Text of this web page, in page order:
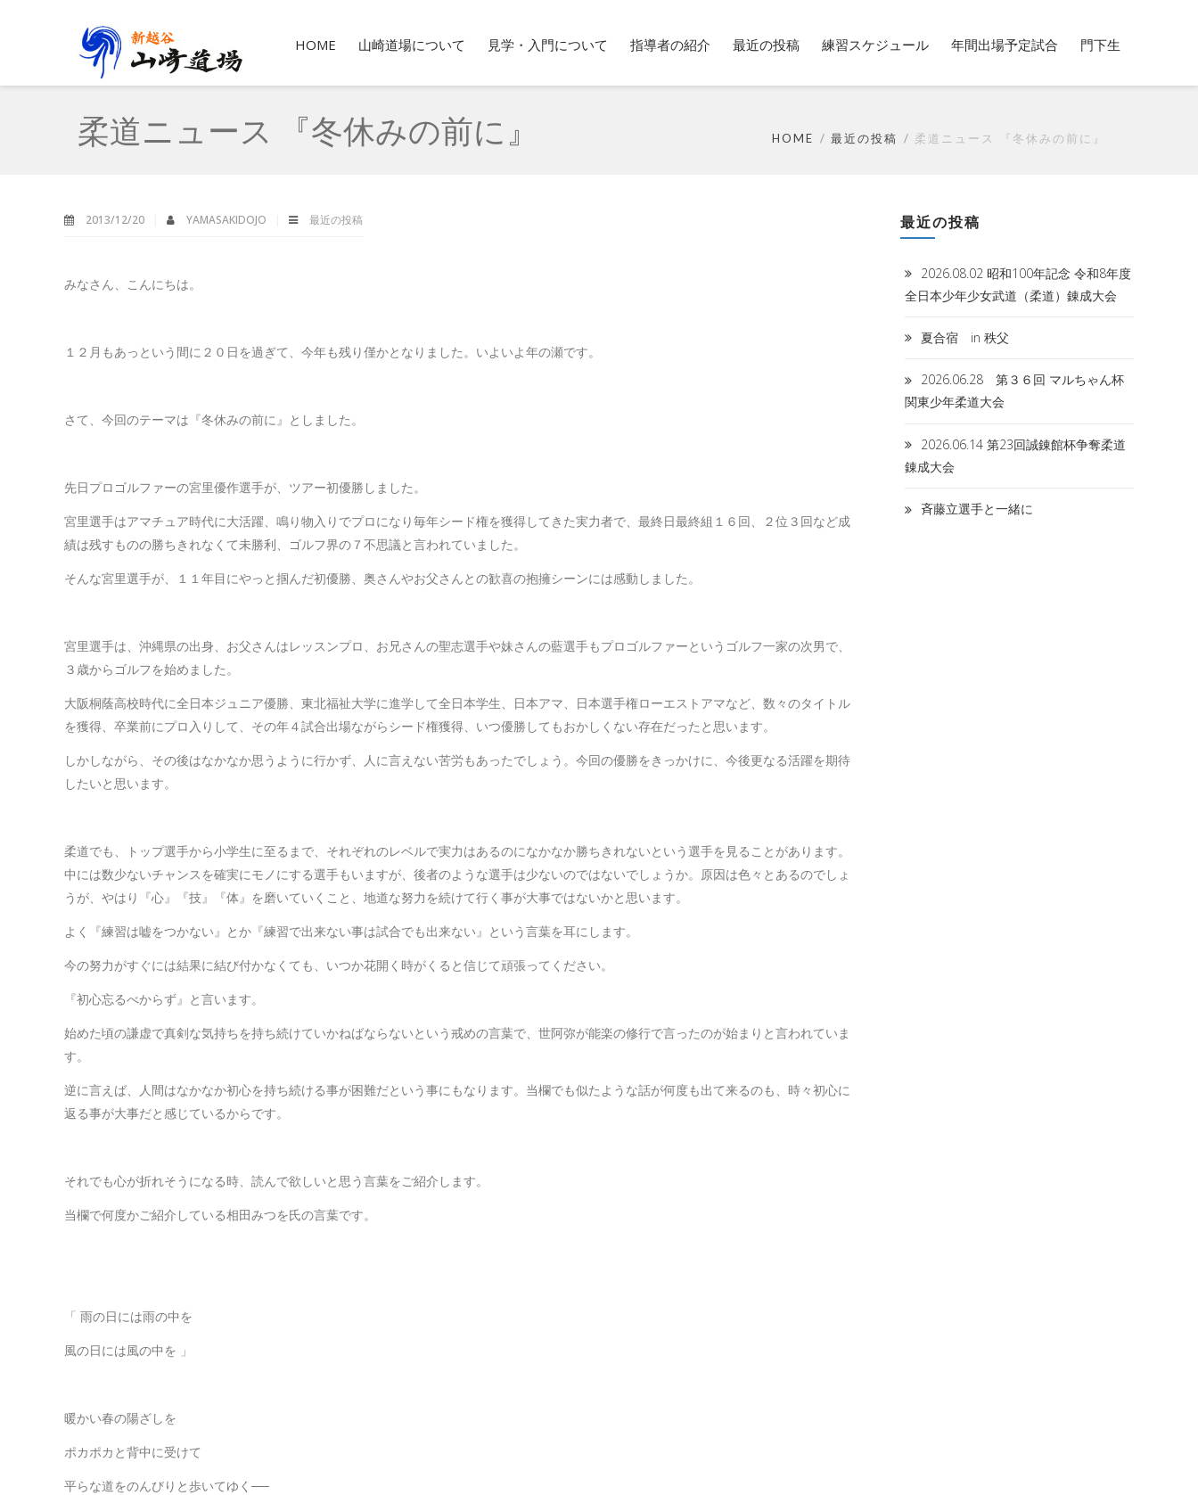
HOME 山崎道場について 見学・入門について 指導者の紹介 最近の投稿 練習スケジュール 年間出場予定試合 門下生
柔道ニュース 『冬休みの前に』 HOME 最近の投稿 柔道ニュース 『冬休みの前に』
2013/12/20 YAMASAKIDOJO 最近の投稿
みなさん、こんにちは。
１２月もあっという間に２０日を過ぎて、今年も残り僅かとなりました。いよいよ年の瀬です。
さて、今回のテーマは『冬休みの前に』としました。
先日プロゴルファーの宮里優作選手が、ツアー初優勝しました。
宮里選手はアマチュア時代に大活躍、鳴り物入りでプロになり毎年シード権を獲得してきた実力者で、最終日最終組１６回、２位３回など成
績は残すものの勝ちきれなくて未勝利、ゴルフ界の７不思議と言われていました。
そんな宮里選手が、１１年目にやっと掴んだ初優勝、奥さんやお父さんとの歓喜の抱擁シーンには感動しました。
宮里選手は、沖縄県の出身、お父さんはレッスンプロ、お兄さんの聖志選手や妹さんの藍選手もプロゴルファーというゴルフ一家の次男で、
３歳からゴルフを始めました。
大阪桐蔭高校時代に全日本ジュニア優勝、東北福祉大学に進学して全日本学生、日本アマ、日本選手権ローエストアマなど、数々のタイトル
を獲得、卒業前にプロ入りして、その年４試合出場ながらシード権獲得、いつ優勝してもおかしくない存在だったと思います。
しかしながら、その後はなかなか思うように行かず、人に言えない苦労もあったでしょう。今回の優勝をきっかけに、今後更なる活躍を期待
したいと思います。
柔道でも、トップ選手から小学生に至るまで、それぞれのレベルで実力はあるのになかなか勝ちきれないという選手を見ることがあります。
中には数少ないチャンスを確実にモノにする選手もいますが、後者のような選手は少ないのではないでしょうか。原因は色々とあるのでしょ
うが、やはり『心』『技』『体』を磨いていくこと、地道な努力を続けて行く事が大事ではないかと思います。
よく『練習は嘘をつかない』とか『練習で出来ない事は試合でも出来ない』という言葉を耳にします。
今の努力がすぐには結果に結び付かなくても、いつか花開く時がくると信じて頑張ってください。
『初心忘るべからず』と言います。
始めた頃の謙虚で真剣な気持ちを持ち続けていかねばならないという戒めの言葉で、世阿弥が能楽の修行で言ったのが始まりと言われていま
す。
逆に言えば、人間はなかなか初心を持ち続ける事が困難だという事にもなります。当欄でも似たような話が何度も出て来るのも、時々初心に
返る事が大事だと感じているからです。
それでも心が折れそうになる時、読んで欲しいと思う言葉をご紹介します。
当欄で何度かご紹介している相田みつを氏の言葉です。
「 雨の日には雨の中を
風の日には風の中を 」
暖かい春の陽ざしを
ポカポカと背中に受けて
平らな道をのんびりと歩いてゆく──
最近の投稿
2026.08.02 昭和100年記念 令和8年度
全日本少年少女武道（柔道）錬成大会
夏合宿 in 秩父
2026.06.28 第３６回 マルちゃん杯
関東少年柔道大会
2026.06.14 第23回誠錬館杯争奪柔道
錬成大会
斉藤立選手と一緒に